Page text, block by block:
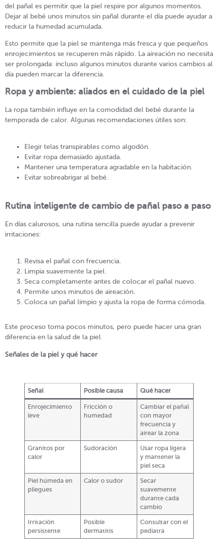
del pañal es permitir que la piel respire por algunos momentos.
Dejar al bebé unos minutos sin pañal durante el día puede ayudar a
reducir la humedad acumulada.
Esto permite que la piel se mantenga más fresca y que pequeños
enrojecimientos se recuperen más rápido. La aireación no necesita
ser prolongada: incluso algunos minutos durante varios cambios al
día pueden marcar la diferencia.
Ropa y ambiente: aliados en el cuidado de la piel
La ropa también influye en la comodidad del bebé durante la
temporada de calor. Algunas recomendaciones útiles son:
Elegir telas transpirables como algodón.
Evitar ropa demasiado ajustada.
Mantener una temperatura agradable en la habitación.
Evitar sobreabrigar al bebé.
Rutina inteligente de cambio de pañal paso a paso
En días calurosos, una rutina sencilla puede ayudar a prevenir
irritaciones:
Revisa el pañal con frecuencia.
Limpia suavemente la piel.
Seca completamente antes de colocar el pañal nuevo.
Permite unos minutos de aireación.
Coloca un pañal limpio y ajusta la ropa de forma cómoda.
Este proceso toma pocos minutos, pero puede hacer una gran
diferencia en la salud de la piel.
Señales de la piel y qué hacer
Señal Posible causa Qué hacer
Enrojecimiento
leve
Fricción o
humedad
Cambiar el pañal
con mayor
frecuencia y
airear la zona
Granitos por
calor
Sudoración
Usar ropa ligera
y mantener la
piel seca
Piel húmeda en
pliegues
Calor o sudor
Secar
suavemente
durante cada
cambio
Irritación
persistente
Posible
dermatitis
Consultar con el
pediatra